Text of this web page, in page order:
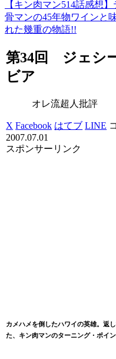
【キン肉マン514話感想
骨マンの45年物ワインと
れた幾重の物語!!
第34回 ジェシ
ビア
オレ流超人批評
X Facebook はてブ LINE
2007.07.01
スポンサーリンク
カメハメを倒したハワイの英雄。返
た、キン肉マンのターニング・ポイ